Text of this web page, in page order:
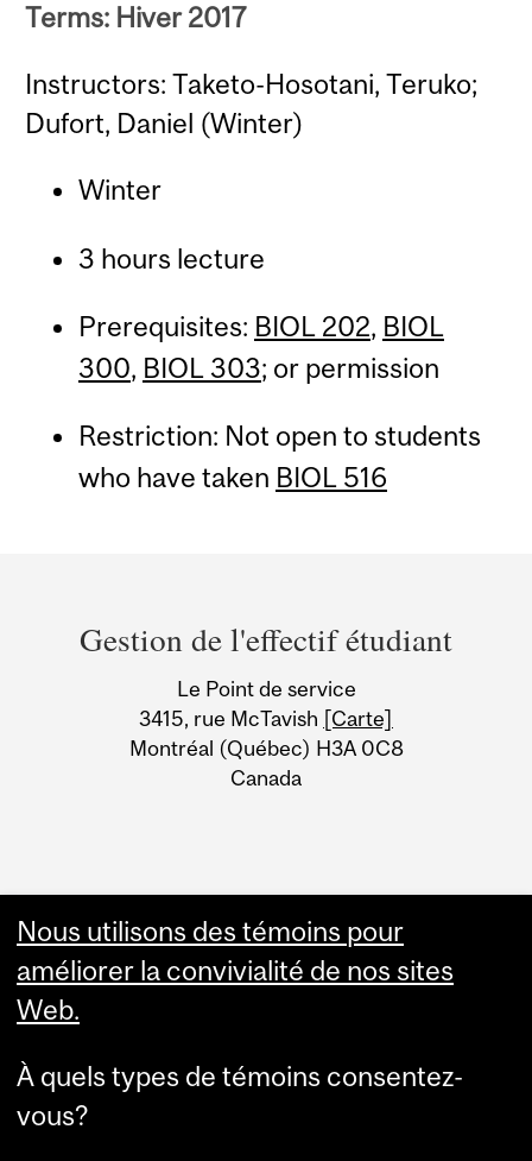
Terms: Hiver 2017
Instructors: Taketo-Hosotani, Teruko;
Dufort, Daniel (Winter)
Winter
3 hours lecture
Prerequisites: BIOL 202, BIOL
300, BIOL 303; or permission
Restriction: Not open to students
who have taken BIOL 516
and
University
Information
Gestion de l'effectif étudiant
Le Point de service
3415, rue McTavish [Carte]
Montréal (Québec) H3A 0C8
Canada
Nous utilisons des témoins pour
améliorer la convivialité de nos sites
Web.
À quels types de témoins consentez-
vous?